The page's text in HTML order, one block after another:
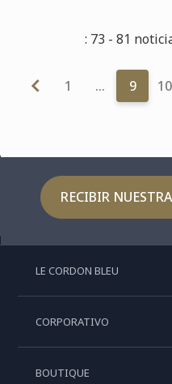
: 73 - 81
1 … 9 10
RECIBIR
LE CORDON BLEU
CORPORATIVO
BOUTIQUE